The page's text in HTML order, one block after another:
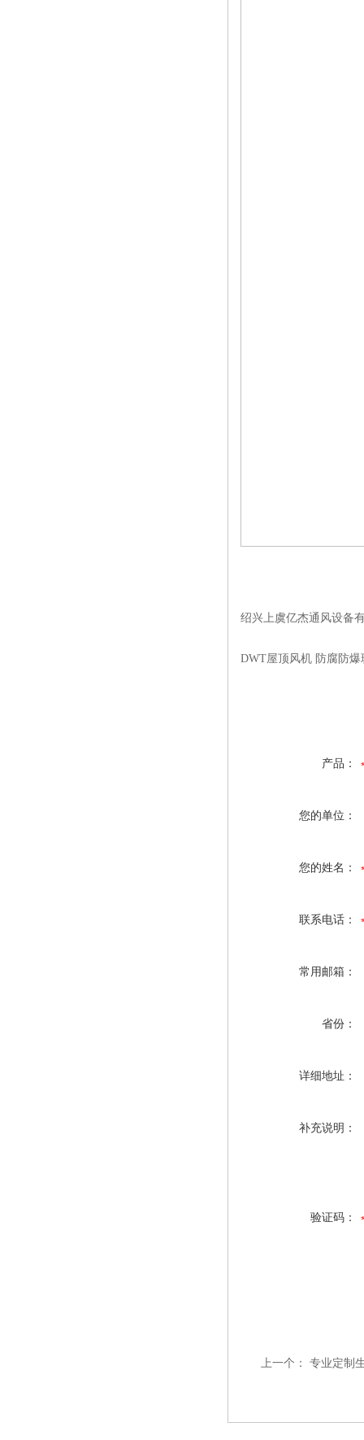
绍兴上虞亿杰通风设备
DWT屋顶风机 防腐防
产品：
您的单位：
您的姓名：
联系电话：
常用邮箱：
省份：
详细地址：
补充说明：
验证码：
上一个： 专业定制